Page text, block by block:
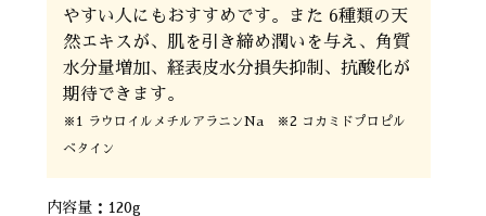
やすい人にもおすすめです。また 6種類の天
然エキスが、肌を引き締め潤いを与え、角質
水分量増加、経表皮水分損失抑制、抗酸化が
期待できます。
※1 ラウロイルメチルアラニンNa ※2 コカミドプロピル
ベタイン
内容量：120g